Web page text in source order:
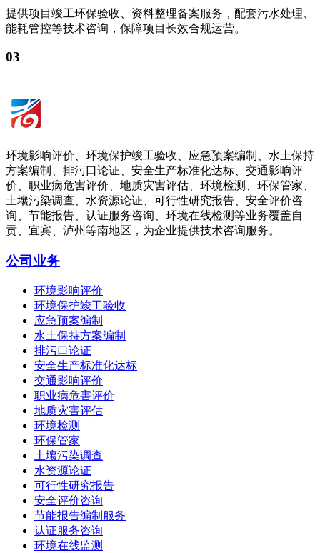
提供项目竣工环保验收、资料整理备案服务，配套污水处理、
能耗管控等技术咨询，保障项目长效合规运营。
03
环境影响评价、环境保护竣工验收、应急预案编制、水土保持
方案编制、排污口论证、安全生产标准化达标、交通影响评
价、职业病危害评价、地质灾害评估、环境检测、环保管家、
土壤污染调查、水资源论证、可行性研究报告、安全评价咨
询、节能报告、认证服务咨询、环境在线检测等业务覆盖自
贡、宜宾、泸州等南地区，为企业提供技术咨询服务。
公司业务
环境影响评价
环境保护竣工验收
应急预案编制
水土保持方案编制
排污口论证
安全生产标准化达标
交通影响评价
职业病危害评价
地质灾害评估
环境检测
环保管家
土壤污染调查
水资源论证
可行性研究报告
安全评价咨询
节能报告编制服务
认证服务咨询
环境在线监测